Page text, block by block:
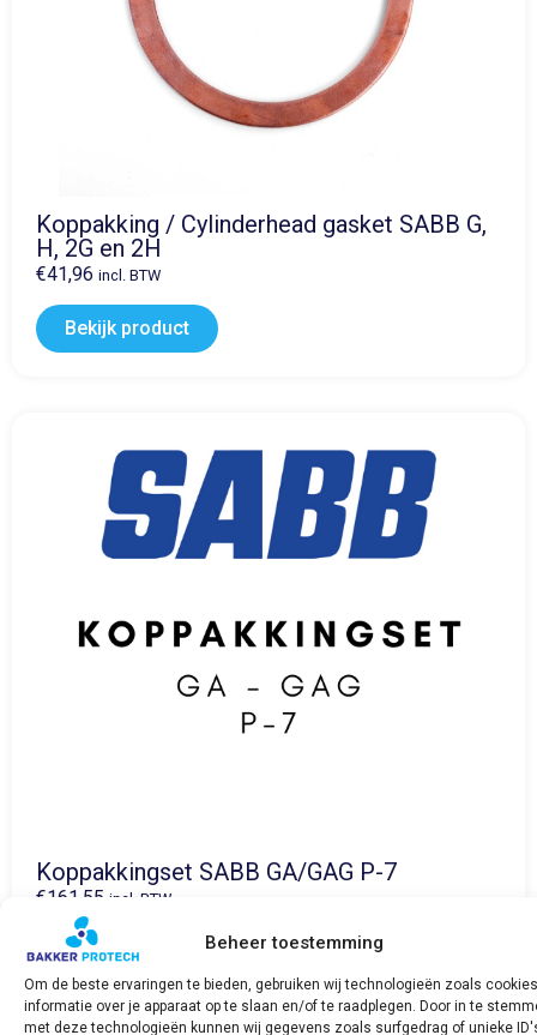
Beheer toestemming
Om de beste ervaringen te bieden, gebruiken wij technologieën zoals
informatie over je apparaat op te slaan en/of te raadplegen. Door in te
met deze technologieën kunnen wij gegevens zoals surfgedrag of unieke
Koppakking / Cylinderhead gasket SABB G,
H, 2G en 2H
€41,96 incl. BTW
Bekijk product
Koppakkingset SABB GA/GAG P-7
€161,55 incl. BTW
Bekijk product